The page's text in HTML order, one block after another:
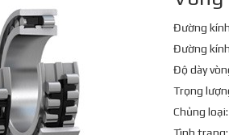
Đường
Đường
Độ dày
Trọng
Chủng loại: